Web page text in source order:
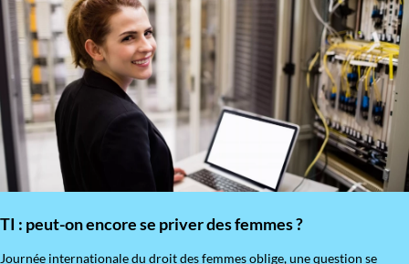
TI : peut-on encore se priver des femmes ?
​Journée internationale du droit des femmes oblige, une question se